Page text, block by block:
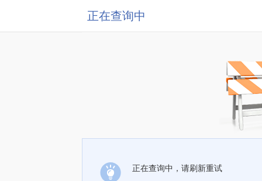
正在查询中
正在查询中，请刷新重试